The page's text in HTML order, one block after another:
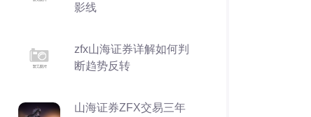
影线
zfx山海证券详解如何判
断趋势反转
山海证券ZFX交易三年